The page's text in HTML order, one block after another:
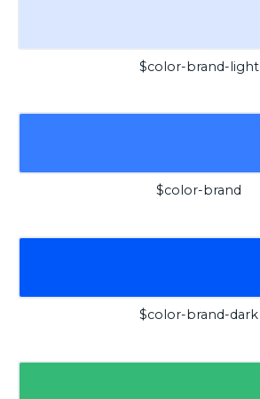
$color-brand-light
$color-brand
$color-brand-dark